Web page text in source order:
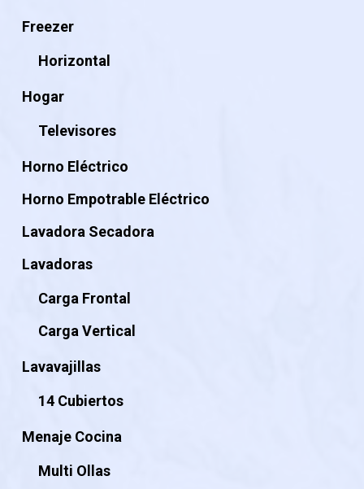
Freezer
Horizontal
Hogar
Televisores
Horno Eléctrico
Horno Empotrable Eléctrico
Lavadora Secadora
Lavadoras
Carga Frontal
Carga Vertical
Lavavajillas
14 Cubiertos
Menaje Cocina
Multi Ollas